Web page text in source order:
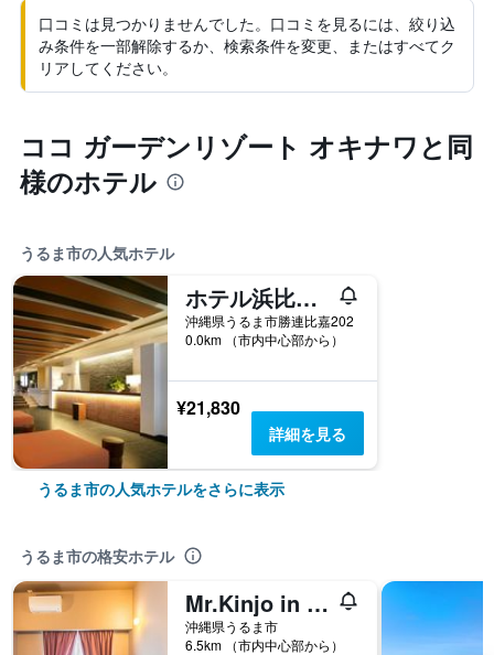
口コミは見つかりませんでした。口コミを見るには、絞り込
み条件を一部解除するか、検索条件を変更、またはすべてク
リアしてください。
ココ ガーデンリゾート オキナワと同
様のホテル
うるま市の人気ホテル
ホテル浜比嘉島リゾート
沖縄県うるま市勝連比嘉202
0.0km （市内中心部から）
¥21,830
詳細を見る
うるま市の人気ホテルをさらに表示
うるま市の格安ホテル
Mr.Kinjo in 石川インター
沖縄県うるま市
6.5km （市内中心部から）